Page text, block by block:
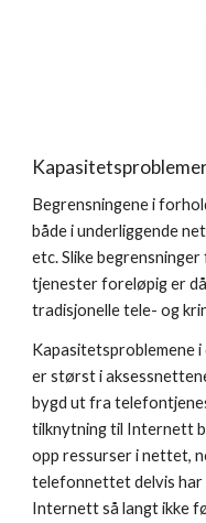
Begrensningene i
både i underliggende
etc. Slike
tjenester foreløpig er
tradisjonelle tele- og
Kapasitetsproblemene
er størst i
bygd ut fra
tilknytning til Internett
opp ressurser i nettet,
telefonnettet delvis har
Internett så langt ikke